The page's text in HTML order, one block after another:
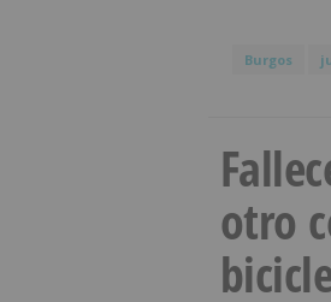
Burgos
otro